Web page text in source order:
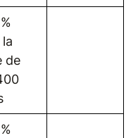
de